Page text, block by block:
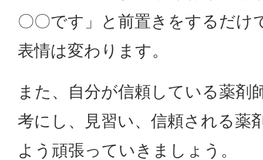
〇〇です」と前置きをするだけ
表情は変わります。
また、自分が信頼している薬剤
考にし、見習い、信頼される薬
よう頑張っていきましょう。